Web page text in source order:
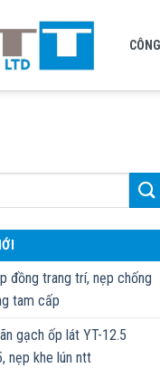
đồng trang trí, nẹp chống
tam cấp
gạch ốp lát YT-12.5
nẹp khe lún ntt